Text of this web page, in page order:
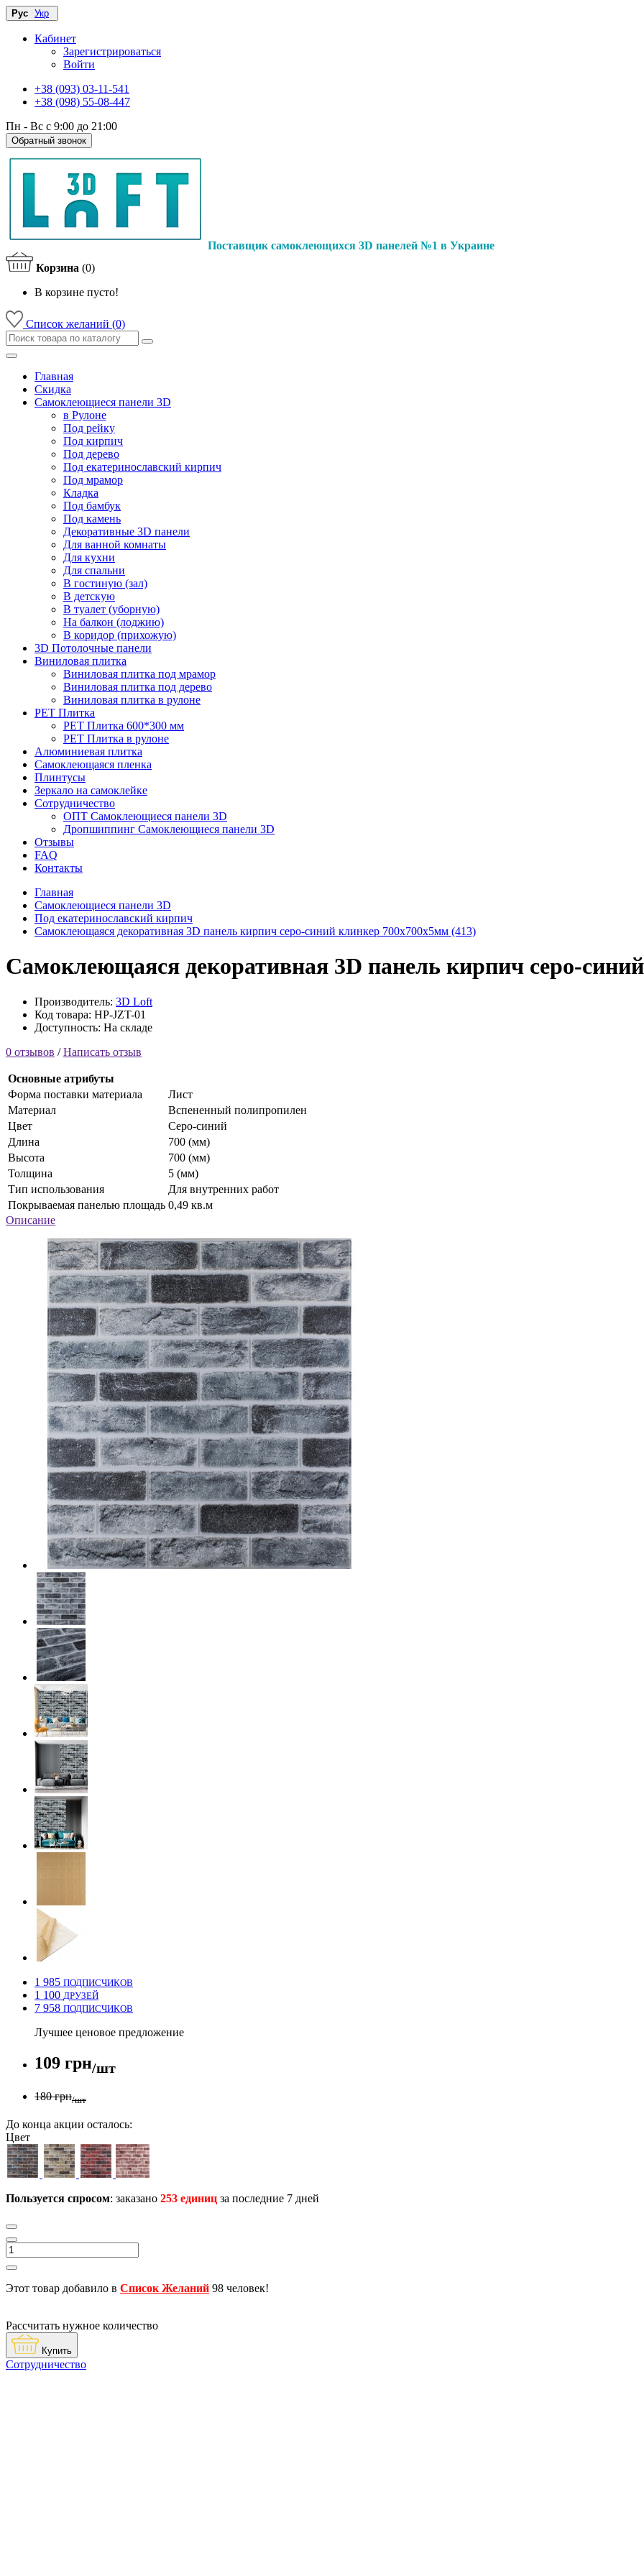
Рус Укр
Кабинет
Зарегистрироваться
Войти
+38 (093) 03-11-541
+38 (098) 55-08-447
Пн - Вс с 9:00 до 21:00
Обратный звонок
Поставщик самоклеющихся 3D панелей №1 в Украине
Корзина (0)
В корзине пусто!
Список желаний (0)
Главная
Скидка
Самоклеющиеся панели 3D
в Рулоне
Под рейку
Под кирпич
Под дерево
Под екатеринославский кирпич
Под мрамор
Кладка
Под бамбук
Под камень
Декоративные 3D панели
Для ванной комнаты
Для кухни
Для спальни
В гостиную (зал)
В детскую
В туалет (уборную)
На балкон (лоджию)
В коридор (прихожую)
3D Потолочные панели
Виниловая плитка
Виниловая плитка под мрамор
Виниловая плитка под дерево
Виниловая плитка в рулоне
PET Плитка
PET Плитка 600*300 мм
PET Плитка в рулоне
Алюминиевая плитка
Самоклеющаяся пленка
Плинтусы
Зеркало на самоклейке
Сотрудничество
ОПТ Самоклеющиеся панели 3D
Дропшиппинг Самоклеющиеся панели 3D
Отзывы
FAQ
Контакты
Главная
Самоклеющиеся панели 3D
Под екатеринославский кирпич
Самоклеющаяся декоративная 3D панель кирпич серо-синий клинкер 700x700x5мм (413)
Самоклеющаяся декоративная 3D панель кирпич серо-
Производитель: 3D Loft
Код товара: HP-JZT-01
Доступность: На складе
0 отзывов /Написать отзыв
Основные атрибуты
Форма поставки материала
Лист
Материал
Вспененный полипропилен
Цвет
Серо-синий
Длина
700 (мм)
Высота
700 (мм)
Толщина
5 (мм)
Тип использования
Для внутренних работ
Покрываемая панелью площадь 0,49 кв.м
Описание
1 985 ПОДПИСЧИКОВ
1 100 ДРУЗЕЙ
7 958 ПОДПИСЧИКОВ
Лучшее ценовое предложение
109 грн/шт
180 грн/шт
До конца акции осталось:
Цвет
Пользуется спросом: заказано 253 единиц за последние 7 дней
Этот товар добавило в Список Желаний 98 человек!
Рассчитать нужное количество
Купить
Сотрудничество